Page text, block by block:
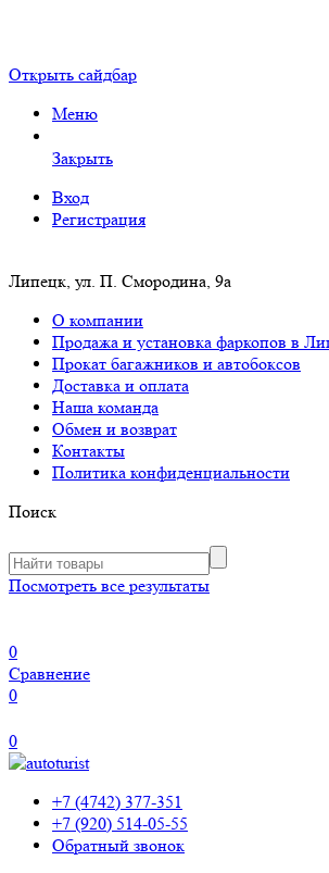
Открыть сайдбар
Меню
Закрыть
Вход
Регистрация
Липецк, ул. П. Смородина, 9а
О компании
Продажа и установка фаркопов в
Прокат багажников и автобоксов
Доставка и оплата
Наша команда
Обмен и возврат
Контакты
Политика конфиденциальности
Поиск
Посмотреть все результаты
0
Сравнение
0
0
+7 (4742) 377-351
+7 (920) 514-05-55
Обратный звонок